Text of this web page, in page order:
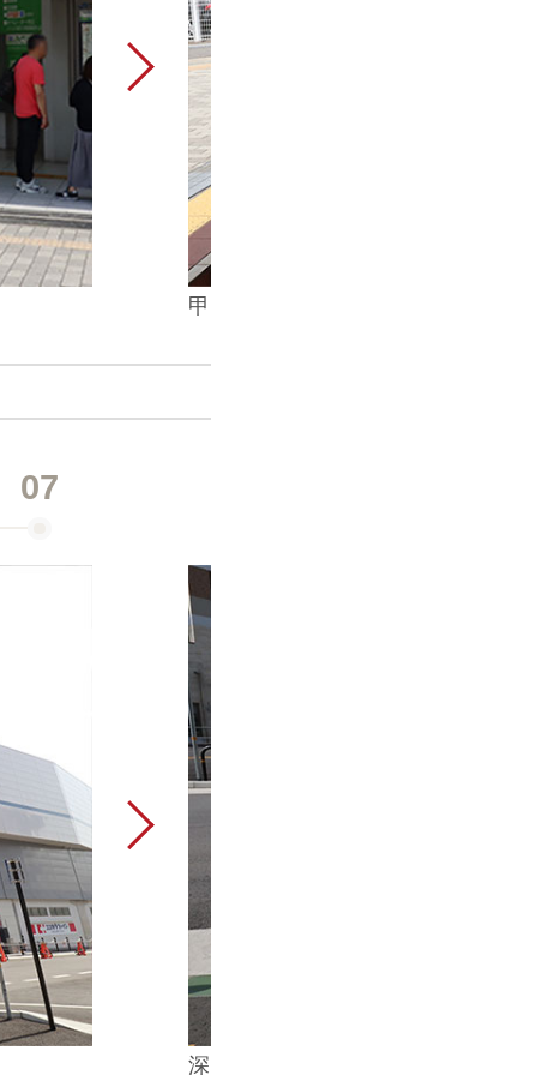
甲南山手駅の改札口を出て、右に
07
深江駅から出て、直進します。